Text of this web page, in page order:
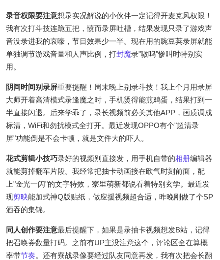
录音权限要注意想录实况解说的小伙伴一定记得开麦克风权限！
我有次打斗技连跪五把，愤而录屏吐槽，结果发现只录了游戏声
音没录进我的哀嚎，节目效果少一半。现在用的豌豆荚录屏就能
单独调节游戏音量和人声比例，打封魔录"嗷呜"惨叫时特别实
用。
阴间时间别录屏重要提醒！周末晚上别录斗技！我上个月用录屏
大师开着高清模式录逢魔之时，手机烫得能煎鸡蛋，结果打到一
半直接闪退。后来学乖了，录长视频前必关其他APP，画质调成
标清，WiFi和勿扰模式全打开。最近发现OPPO有个"超清录
屏"功能倒是不会卡顿，就是文件大的吓人。
花式剪辑小技巧录好的视频别直接发，用手机自带的相册编辑器
就能剪掉翻车片段。我经常把抽卡动画接在欧气时刻前面，配
上"金光一闪"的文字特效，寮里萌新都说看着特别玄学。最近发
现剪映能加式神Q版贴纸，做应援视频超合适，昨晚刚做了个SP
酒吞的集锦。
同人创作要注意最后提醒下，如果是录抽卡视频想发B站，记得
把召唤券数量打码。之前有UP主没注意这个，评论区全在算概
率带节奏。还有寮战录像要经过队友同意再发，我有次把会长翻